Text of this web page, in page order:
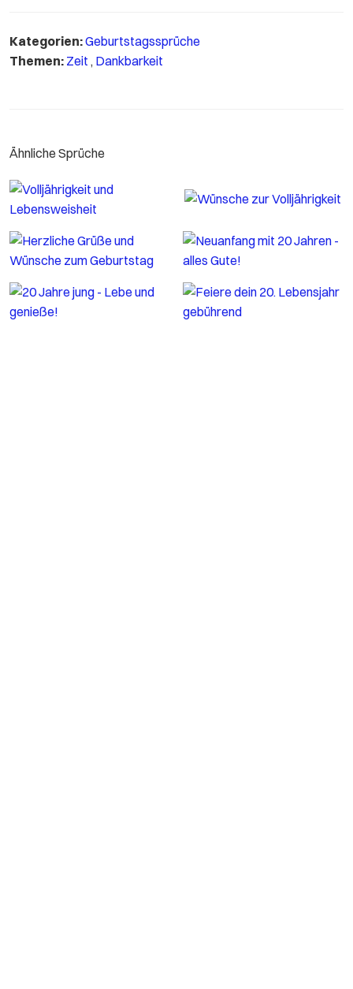
Kategorien:Geburtstagssprüche
Themen: Zeit , Dankbarkeit
Ähnliche Sprüche